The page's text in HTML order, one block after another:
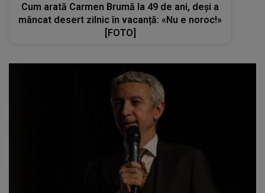
Cum arată Carmen Brumă la 49 de ani, deși a
mâncat desert zilnic în vacanță: «Nu e noroc!»
[FOTO]